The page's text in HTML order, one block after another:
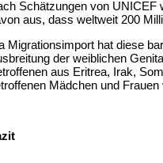
Schätzungen von UNICEF
aus, dass weltweit 200
Migrationsimport hat diese
der weiblichen
aus Eritrea, Irak,
Mädchen und